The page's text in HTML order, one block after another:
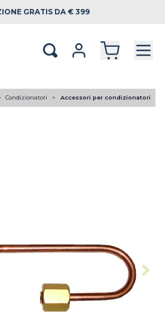
GRATIS DA € 399
Condizionatori Accessori per condizionatori